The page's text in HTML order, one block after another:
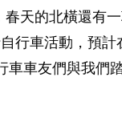
天的北橫還有
行車活動，預計
車車友們與我們